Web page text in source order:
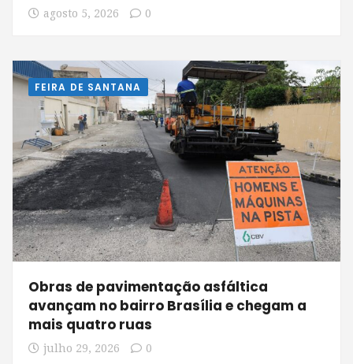
agosto 5, 2026 0
FEIRA DE SANTANA
Obras de pavimentação asfáltica
avançam no bairro Brasília e chegam a
mais quatro ruas
julho 29, 2026 0